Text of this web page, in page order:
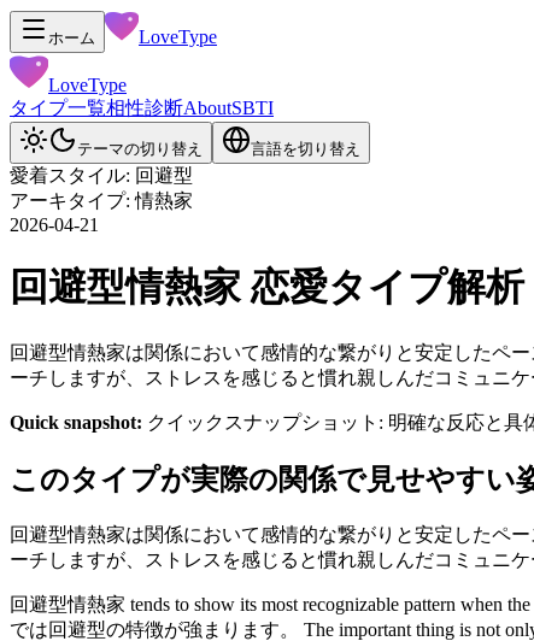
ホーム LoveType
LoveType
タイプ一覧相性診断AboutSBTI
テーマの切り替え 言語を切り替え
愛着スタイル: 回避型
アーキタイプ: 情熱家
2026-04-21
回避型情熱家 恋愛タイプ解析
回避型情熱家は関係において感情的な繋がりと安定したペ
ーチしますが、ストレスを感じると慣れ親しんだコミュニ
Quick snapshot: クイックスナップショット: 明確な反応と
このタイプが実際の関係で見せやすい
回避型情熱家は関係において感情的な繋がりと安定したペ
ーチしますが、ストレスを感じると慣れ親しんだコミュニ
回避型情熱家 tends to show its most recognizable pattern when
では回避型の特徴が強まります。 The important thing is not